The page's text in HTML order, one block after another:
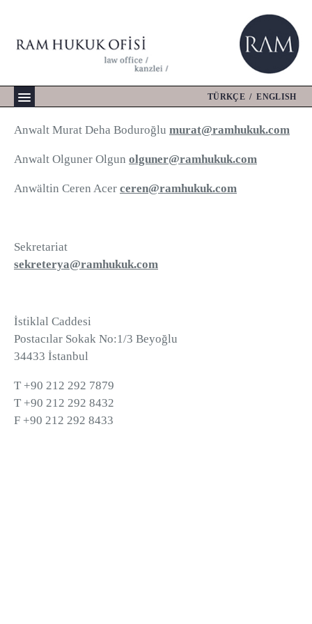
content
TÜRKÇE/ENGLISH
Anwalt Murat Deha Boduroğlu murat@ramhukuk.com
Anwalt Olguner Olgun olguner@ramhukuk.com
Anwältin Ceren Acer ceren@ramhukuk.com
Sekretariat
sekreterya@ramhukuk.com
İstiklal Caddesi
Postacılar Sokak No:1/3 Beyoğlu
34433 İstanbul
T +90 212 292 7879
T +90 212 292 8432
F +90 212 292 8433